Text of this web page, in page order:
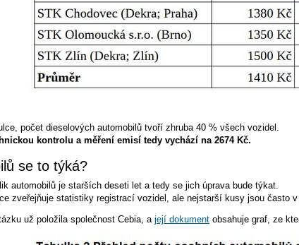
počet dieselových automobilů tvoří zhruba 40 % všech vozidel.
kontrolu a měření emisí tedy vychází na 2674 Kč.
se to týká?
automobilů je starších deseti let a tedy se jich úprava bude týkat.
zveřejňuje statistiky registrací vozidel, ale nejstarší kusy jsou
už položila společnost Cebia, ajejí dokument obsahuje graf, ze